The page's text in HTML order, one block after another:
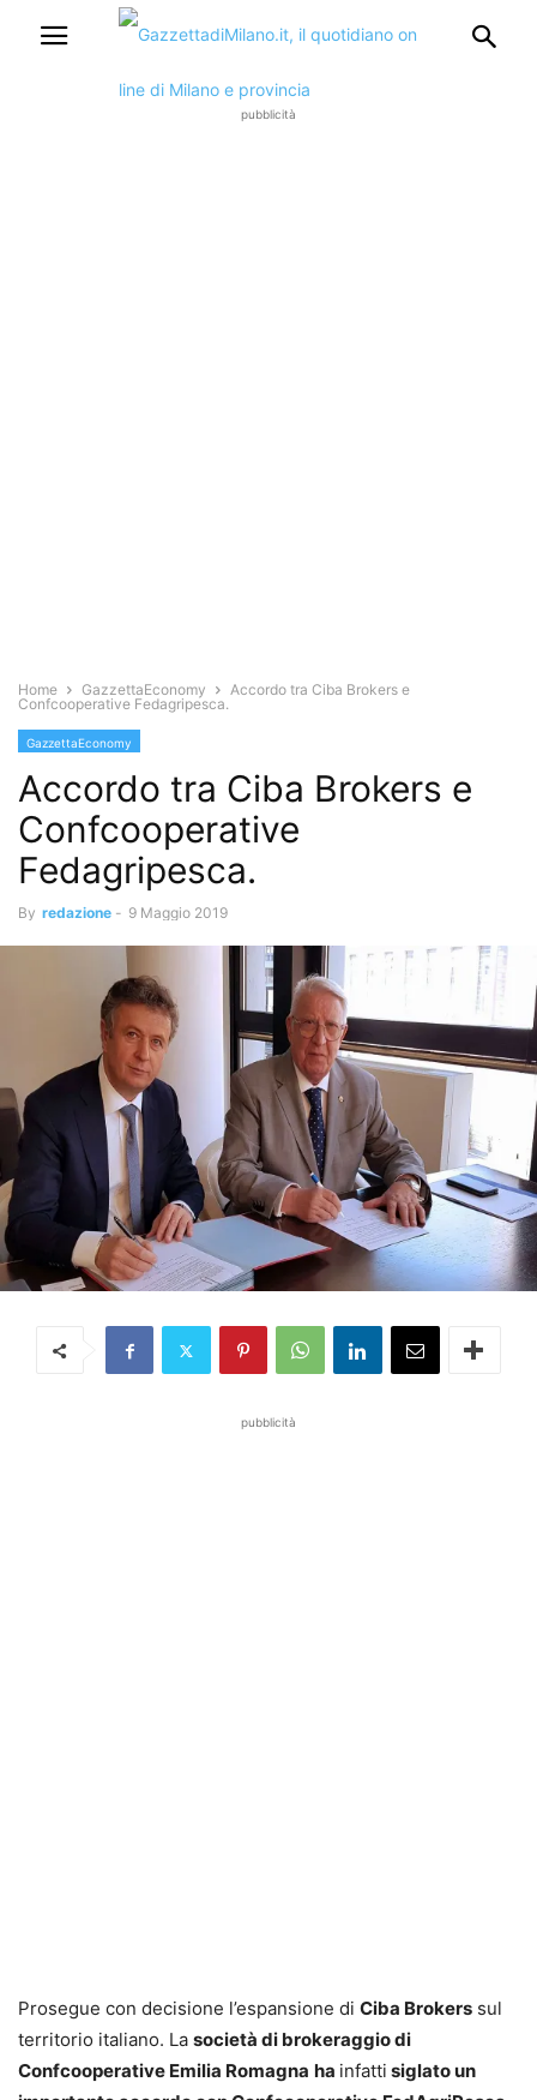
pubblicità
Home GazzettaEconomy
Accordo tra Ciba Brokers e
Confcooperative Fedagripesca.
GazzettaEconomy
Accordo tra Ciba Brokers e
Confcooperative
Fedagripesca.
By redazione - 9 Maggio 2019
pubblicità
Prosegue con decisione l’espansione di Ciba Brokers sul
territorio italiano. La società di brokeraggio di
Confcooperative Emilia Romagna ha infatti siglato un